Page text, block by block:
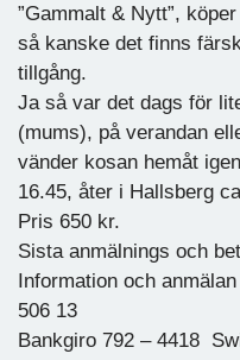
”Gammalt & Nytt”,
så kanske det finns
tillgång.
Ja så var det dags för
(mums), på verandan
vänder kosan hemåt
16.45, åter i Hallsberg
Pris 650 kr.
Sista anmälnings och
Information och
506 13
Bankgiro 792 – 4418